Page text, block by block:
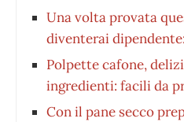
Una volta provata
diventerai
Polpette cafone,
ingredienti: facili da
Con il pane secco